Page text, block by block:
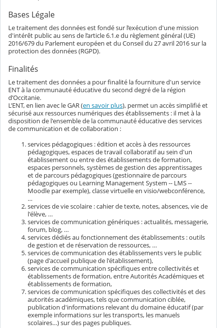
Bases Légale
Le traitement des données est fondé sur l’exécution d'une mission
d'intérêt public au sens de l’article 6.1.e du règlement général (UE)
2016/679 du Parlement européen et du Conseil du 27 avril 2016 sur la
protection des données (RGPD).
Finalités
Le traitement des données a pour finalité la fourniture d'un service
ENT à la communauté éducative du second degré de la région
d’Occitanie.
L’ENT, en lien avec le GAR (en savoir plus), permet un accès simplifié et
sécurisé aux ressources numériques des établissements : il met à la
disposition de l'ensemble de la communauté éducative des services
de communication et de collaboration :
services pédagogiques : édition et accès à des ressources
pédagogiques, espaces de travail collaboratif au sein d'un
établissement ou entre des établissements de formation,
espaces personnels, systèmes de gestion des apprentissages
et de parcours pédagogiques (gestionnaire de parcours
pédagogiques ou Learning Management System -- LMS --
Moodle par exemple), classe virtuelle en visio/webconférence,
…
services de vie scolaire : cahier de texte, notes, absences, vie de
l'élève, …
services de communication génériques : actualités, messagerie,
forum, blog, …
services dédiés au fonctionnement des établissements : outils
de gestion et de réservation de ressources, …
services de communication des établissements vers le public
(page d'accueil publique de l'établissement),
services de communication spécifiques entre collectivités et
établissements de formation, entre Autorités Académiques et
établissements de formation,
services de communication spécifiques des collectivités et des
autorités académiques, tels que communication ciblée,
publication d'informations relevant du domaine éducatif (par
exemple informations sur les transports, les manuels
scolaires…) sur des pages publiques.